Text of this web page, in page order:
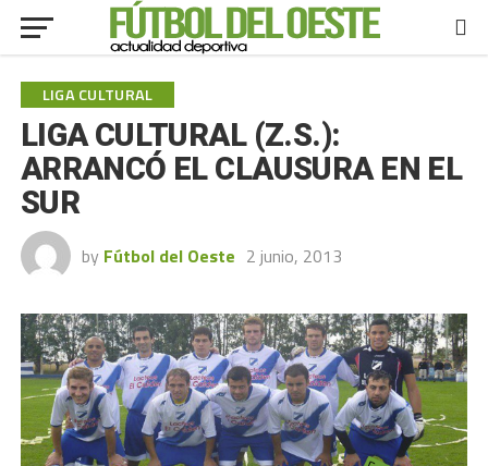
LIGA CULTURAL
LIGA CULTURAL (Z.S.):
ARRANCÓ EL CLAUSURA EN EL
SUR
by Fútbol del Oeste 2 junio, 2013